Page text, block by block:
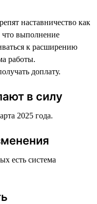
наставничество как
что выполнение
к расширению
работы.
доплату.
в силу
2025 года.
есть система